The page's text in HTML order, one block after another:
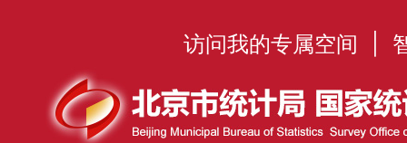
访问我的专属空间